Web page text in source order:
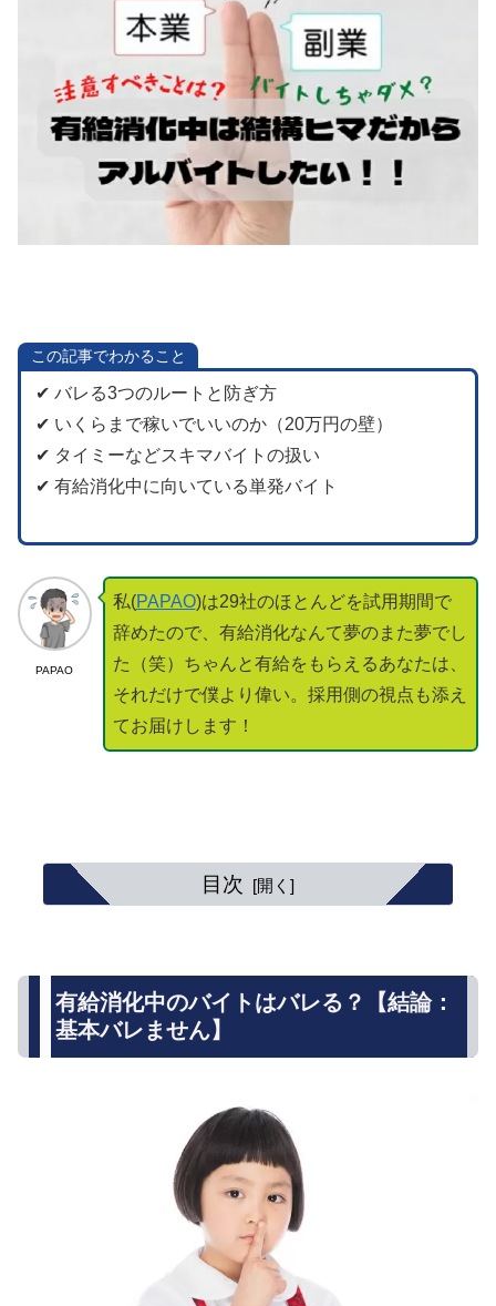
この記事でわかること
✔︎ バレる3つのルートと防ぎ方
✔︎ いくらまで稼いでいいのか（20万円の壁）
✔︎ タイミーなどスキマバイトの扱い
✔︎ 有給消化中に向いている単発バイト
PAPAO
私(PAPAO)は29社のほとんどを試用期間で
辞めたので、有給消化なんて夢のまた夢でし
た（笑）ちゃんと有給をもらえるあなたは、
それだけで僕より偉い。採用側の視点も添え
てお届けします！
目次
有給消化中のバイトはバレる？【結論：
基本バレません】